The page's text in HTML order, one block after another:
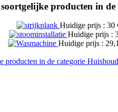
producten in
Huidige prijs : 30
Huidige prijs :
Huidige prijs :
producten in de categorie